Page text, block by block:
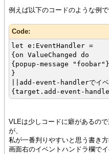
例えば以下のコードのような例で
Code:
let e:EventHandler =
{on ValueChanged do
{popup-message "foobar"}
}
||add-event-handlerでイベ
{target.add-event-
VLEは少しコードに癖があるの
が、
私が一番判りやすいと思う書き方
画面右のイベントハンドラ欄でイ